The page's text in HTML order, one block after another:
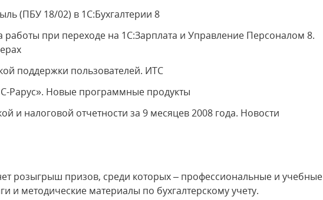
(ПБУ 18/02) в 1С:Бухгалтерии 8
при переходе на 1С:Зарплата и Управление Персоналом 8.
поддержки пользователей. ИТС
Новые программные продукты
и налоговой отчетности за 9 месяцев 2008 года. Новости
розыгрыш призов, среди которых – профессиональные и учебные
и методические материалы по бухгалтерскому учету.